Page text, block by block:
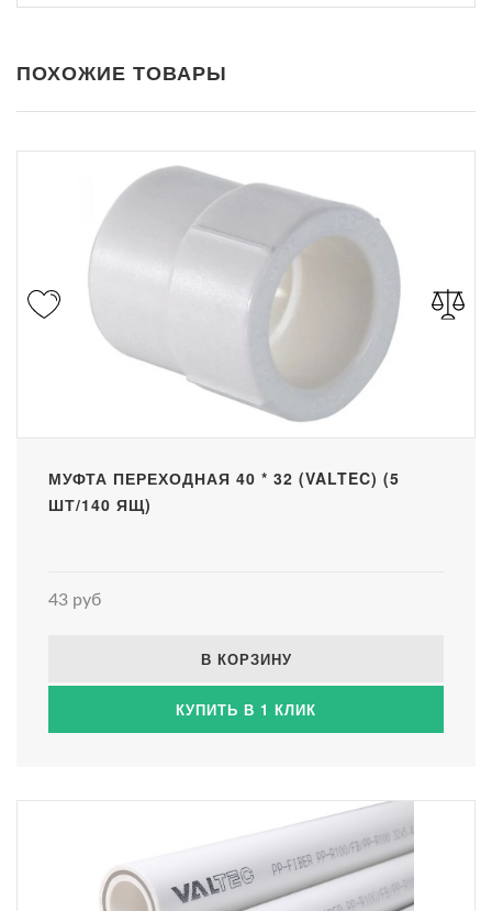
ПОХОЖИЕ ТОВАРЫ
МУФТА ПЕРЕХОДНАЯ 40 * 32 (VALTEC) (5
ШТ/140 ЯЩ)
43 руб
В КОРЗИНУ
КУПИТЬ В 1 КЛИК